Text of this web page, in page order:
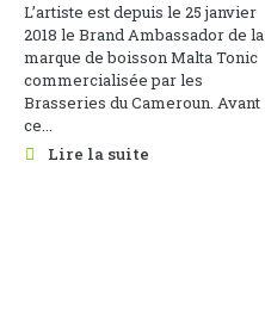
L’artiste est depuis le 25 janvier
2018 le Brand Ambassador de la
marque de boisson Malta Tonic
commercialisée par les
Brasseries du Cameroun. Avant
ce...
Lire la suite